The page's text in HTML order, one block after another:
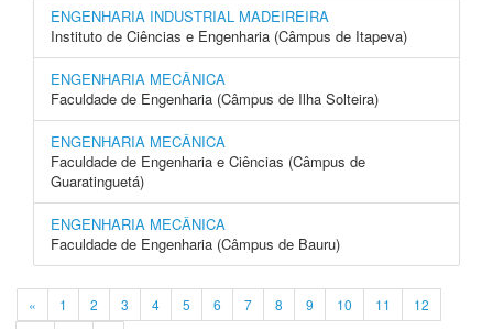
ENGENHARIA INDUSTRIAL MADEIREIRA
Instituto de Ciências e Engenharia (Câmpus de Itapeva)
ENGENHARIA MECÂNICA
Faculdade de Engenharia (Câmpus de Ilha Solteira)
ENGENHARIA MECÂNICA
Faculdade de Engenharia e Ciências (Câmpus de
Guaratinguetá)
ENGENHARIA MECÂNICA
Faculdade de Engenharia (Câmpus de Bauru)
« 1 2 3 4 5 6 7 8 9 10 11
12